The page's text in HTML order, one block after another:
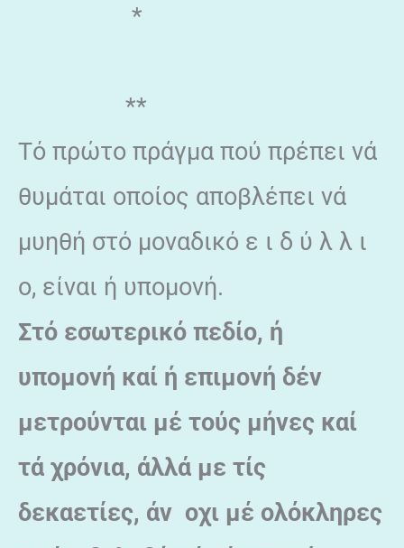
*
**
Τό πρώτο πράγμα πού πρέπει νά
θυμάται οποίος αποβλέπει νά
μυηθή στό μοναδικό ε ι δ ύ λ λ ι
ο, είναι ή υπομονή.
Στό εσωτερικό πεδίο, ή
υπομονή καί ή επιμονή δέν
μετρούνται μέ τούς μήνες καί
τά χρόνια, άλλά με τίς
δεκαετίες, άν oχι μέ ολόκληρες